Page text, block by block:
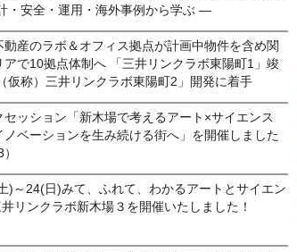
・安全・運用・海外事例から学ぶ ―
動産のラボ＆オフィス拠点が計画中物件を含め関
アで10拠点体制へ 「三井リンクラボ東陽町1」竣
仮称）三井リンクラボ東陽町2」開発に着手
セッション「新木場で考えるアート×サイエンス
ベーションを生み続ける街へ」を開催しました
)～24(日)みて、ふれて、わかるアートとサイエン
リンクラボ新木場３を開催いたしました！